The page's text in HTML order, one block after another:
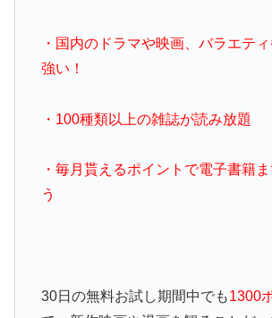
・国内のドラマや映画、バラエテ
強い！
・100種類以上の雑誌が読み放題
・毎月貰えるポイントで電子書籍
う
30日の無料お試し期間中でも1300